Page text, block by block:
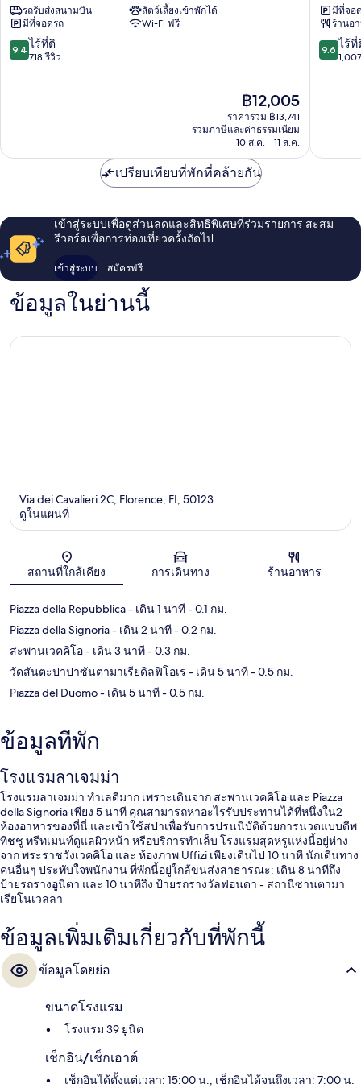
คี
ศูนย์
ประวัติศาสตร์
ฟลอเรนซ์
รถรับส่งสนามบิน
สัตว์เลี้ยงเข้าพักได้
มีที่จอดรถ
Wi-Fi ฟรี
9.4
จาก
9.4 ไร้ที่ติ
718 รีวิว
ราคา
ปัจจุบัน
คือ
฿12,005
฿12,005
ราคารวม ฿13,741
รวมภาษีและค่าธรรมเนียม
10 ส.ค. - 11 ส.ค.
ลิมา
ลา
ฟลอเร
ศูนย์
มีที่จอ
ร้านอ
9.6
จาก
9.6 ไร้ที่
เปรียบเทียบที่พักที่คล้ายกัน
เข้าสู่ระบบเพื่อดูส่วนลดและสิทธิพิเศษที่ร่วมรายการ สะสม
รีวอร์ดเพื่อการท่องเที่ยวครั้งถัดไป
เข้าสู่ระบบ สมัครฟรี
ข้อมูลในย่านนี้
แผนที่
Via dei Cavalieri 2C, Florence, FI, 50123
ดูในแผนที่
สถานที่ใกล้เคียง การเดินทาง ร้านอาหาร
Piazza della Repubblica- เดิน 1 นาที- 0.1 กม.
Piazza della Signoria- เดิน 2 นาที- 0.2 กม.
สะพานเวคคิโอ- เดิน 3 นาที- 0.3 กม.
วัดสันตะปาปาซันตามาเรียดิลฟิโอเร - เดิน 5 นาที- 0.5 กม.
Piazza del Duomo- เดิน 5 นาที- 0.5 กม.
ข้อมูลที่พัก
โรงแรมลาเจมม่า
โรงแรมลาเจมม่า ทำเลดีมาก เพราะเดินจาก สะพานเวคคิโอ และ Piazza
della Signoria เพียง 5 นาที คุณสามารถหาอะไรรับประทานได้ที่หนึ่งใน2
ห้องอาหารของที่นี่ และเข้าใช้สปาเพื่อรับการปรนนิบัติด้วยการนวดแบบดีพ
ทิชชู ทรีทเมนท์ดูแลผิวหน้า หรือบริการทำเล็บ โรงแรมสุดหรูแห่งนี้อยู่ห่าง
จาก พระราชวังเวคคิโอ และ ห้องภาพ Uffizi เพียงเดินไป 10 นาที นักเดินทาง
คนอื่นๆ ประทับใจพนักงาน ที่พักนี้อยู่ใกล้ขนส่งสาธารณะ: เดิน 8 นาทีถึง
ป้ายรถรางอูนิตา และ 10 นาทีถึง ป้ายรถรางวัลฟอนดา - สถานีซานตามา
เรียโนเวลลา
ข้อมูลเพิ่มเติมเกี่ยวกับที่พักนี้
ข้อมูลโดยย่อ
ขนาดโรงแรม
โรงแรม 39 ยูนิต
เช็กอิน/เช็กเอาต์
เช็กอินได้ตั้งแต่เวลา: 15:00 น., เช็กอินได้จนถึงเวลา: 7:00 น.